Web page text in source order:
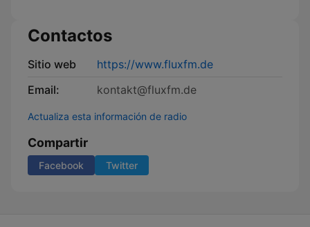
Contactos
Sitio web
https://www.fluxfm.de
Email:
kontakt@fluxfm.de
Actualiza esta información de radio
Compartir
Facebook Twitter